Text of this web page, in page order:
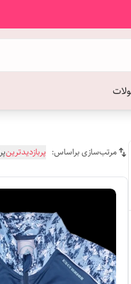
مرتب‌سازی براساس: پربازدیدترین